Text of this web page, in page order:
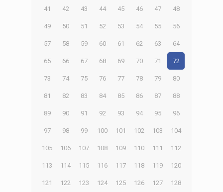
41 42 43 44 45 46 47 48
49 50 51 52 53 54 55 56
57 58 59 60 61 62 63 64
65 66 67 68 69 70 71 72
73 74 75 76 77 78 79 80
81 82 83 84 85 86 87 88
89 90 91 92 93 94 95 96
97 98 99 100 101 102 103 104
105 106 107 108 109 110 111 112
113 114 115 116 117 118 119 120
121 122 123 124 125 126 127 128